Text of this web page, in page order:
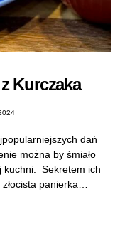
Kurczaka
dań
można by śmiało
kuchni. Sekretem ich
panierka…